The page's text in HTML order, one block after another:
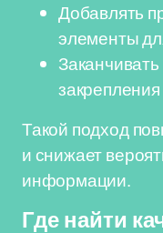
Добавлять
элементы
Такой подход
и снижает
информации.
Где найти